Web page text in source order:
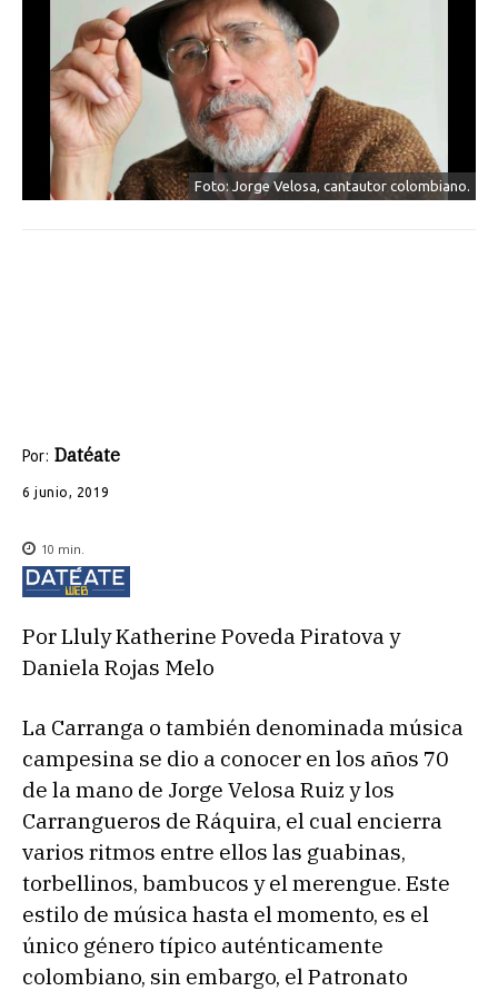
Foto: Jorge Velosa, cantautor colombiano.
Por: Datéate
6 junio, 2019
10 min.
Por Lluly Katherine Poveda Piratova y
Daniela Rojas Melo
La Carranga o también denominada música
campesina se dio a conocer en los años 70
de la mano de Jorge Velosa​ Ruiz y los
Carrangueros de Ráquira, el cual encierra
varios ritmos entre ellos las guabinas,
torbellinos, bambucos y el merengue. Este
estilo de música hasta el momento, es el
único género típico auténticamente
colombiano, sin embargo, el Patronato